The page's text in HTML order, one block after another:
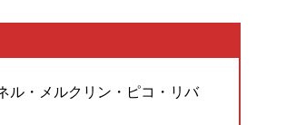
ル・メルクリン・ピコ・リバ